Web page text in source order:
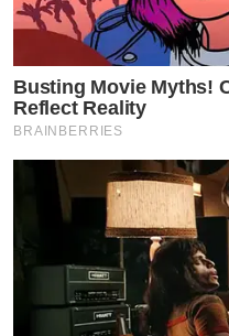
เงิน 3.2 ล้านเพราะแ
by TVPOOL ONLINE
Busting Movie Myths!
Reflect Reality
BRAINBERRIES